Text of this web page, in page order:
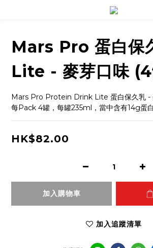
Mars Pro 蛋白保
Lite - 麥芽口味
Mars Pro Protein Drink Lite 蛋白保久乳 -
每Pack 4罐，每罐235ml，當中含有14g蛋
HK$82.00
加入購物車
加入追蹤清單